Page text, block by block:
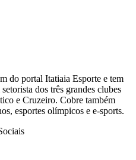
do portal Itatiaia Esporte e tem
dos três grandes clubes
e Cruzeiro. Cobre também
esportes olímpicos e e-sports.